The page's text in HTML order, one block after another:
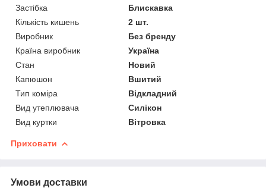
Застібка
Блискавка
Кількість кишень
2 шт.
Виробник
Без бренду
Країна виробник
Україна
Стан
Новий
Капюшон
Вшитий
Тип коміра
Відкладний
Вид утеплювача
Силікон
Вид куртки
Вітровка
Приховати
Умови доставки